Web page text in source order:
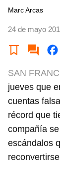
Marc Arcas
24 de mayo
SAN
jueves que
cuentas
récord que
compañía
escándalos